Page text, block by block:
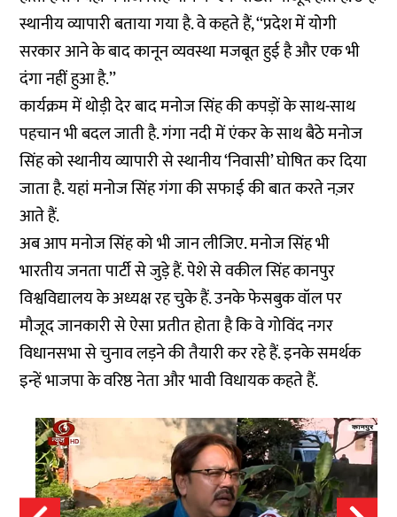
स्थानीय व्यापारी बताया गया है. वे कहते हैं, ‘‘प्रदेश में योगी
सरकार आने के बाद कानून व्यवस्था मजबूत हुई है और एक भी
दंगा नहीं हुआ है.’’
कार्यक्रम में थोड़ी देर बाद मनोज सिंह की कपड़ों के साथ-साथ
पहचान भी बदल जाती है. गंगा नदी में एंकर के साथ बैठे मनोज
सिंह को स्थानीय व्यापारी से स्थानीय ‘निवासी’ घोषित कर दिया
जाता है. यहां मनोज सिंह गंगा की सफाई की बात करते नज़र
आते हैं.
अब आप मनोज सिंह को भी जान लीजिए. मनोज सिंह भी
भारतीय जनता पार्टी से जुड़े हैं. पेशे से वकील सिंह कानपुर
विश्वविद्यालय के अध्यक्ष रह चुके हैं. उनके फेसबुक वॉल पर
मौजूद जानकारी से ऐसा प्रतीत होता है कि वे गोविंद नगर
विधानसभा से चुनाव लड़ने की तैयारी कर रहे हैं. इनके समर्थक
इन्हें भाजपा के वरिष्ठ नेता और भावी विधायक कहते हैं.